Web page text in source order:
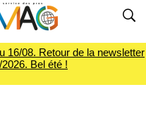
16/08. Retour de la newsletter
Bel été !